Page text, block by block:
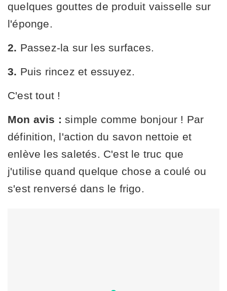
quelques gouttes de produit vaisselle sur
l'éponge.
2. Passez-la sur les surfaces.
3. Puis rincez et essuyez.
C'est tout !
Mon avis : simple comme bonjour ! Par
définition, l'action du savon nettoie et
enlève les saletés. C'est le truc que
j'utilise quand quelque chose a coulé ou
s'est renversé dans le frigo.